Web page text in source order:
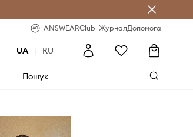
ANSWEARClub ЖурналДопомога
UA | RU